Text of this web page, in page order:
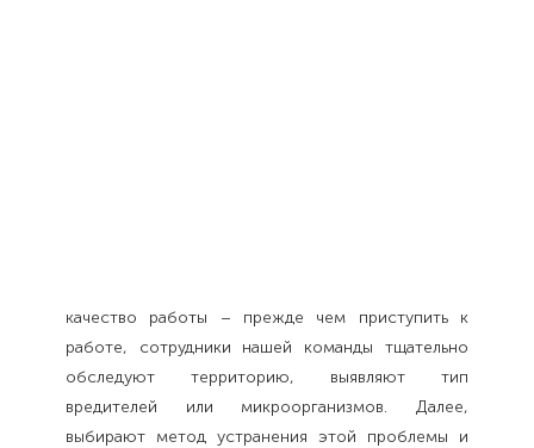
качество работы – прежде чем приступить к
работе, сотрудники нашей команды тщательно
обследуют территорию, выявляют тип
вредителей или микроорганизмов. Далее,
выбирают метод устранения этой проблемы и